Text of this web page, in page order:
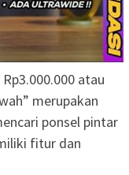
atau
merupakan
ponsel pintar
fitur dan